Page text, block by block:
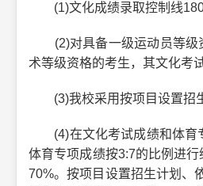
(1)文化成绩录取控制线180
(2)对具备一级运动员等级
术等级资格的考生，其文化考
(3)我校采用按项目设置招生
(4)在文化考试成绩和体育专
体育专项成绩按3:7的比例进
70%。按项目设置招生计划、